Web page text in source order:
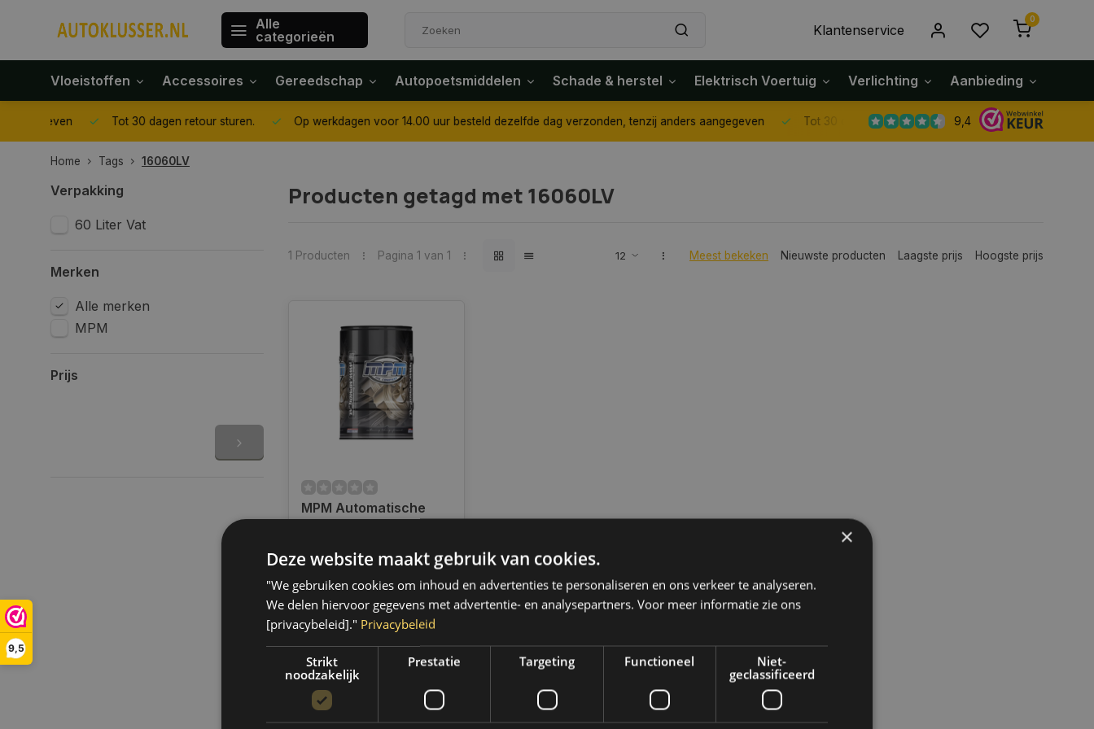
9,5
Alle
categorieën
Klantenservice
0
Vloeistoffen Accessoires Gereedschap Autopoetsmiddelen Schade & herstel Elektrisch Voertuig Verlichting Aanbieding
Tot 30 dagen retour sturen. Op werkdagen voor 14.00 uur besteld dezelfde dag verzonden, tenzij anders aangegeven Tot 30 dagen retour sturen. 9,4
Home Tags 16060LV
Verpakking
60 Liter Vat
Merken
Alle merken
MPM
Prijs
Producten getagd met 16060LV
1 Producten Pagina 1 van 1 Meest bekeken Nieuwste producten Laagste prijs Hoogste prijs
MPM Automatische
16060LV
Op voorraad
Op voorraad verzending
binnen 3 a 4 werkdagen.
Boven de 50,- gratis
verzending. (NL & BE)
€541,30
Vergelijk
×
Deze website maakt gebruik van cookies.
"We gebruiken cookies om inhoud en advertenties te personaliseren en ons verkeer te analyseren.
We delen hiervoor gegevens met advertentie- en analysepartners. Voor meer informatie zie ons
[privacybeleid]." Privacybeleid
Strikt
noodzakelijk
Prestatie Targeting Functioneel
Niet-
geclassificeerd